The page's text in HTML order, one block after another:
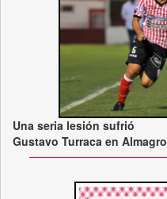
Una seria lesión sufrió
Gustavo Turraca en Almagro